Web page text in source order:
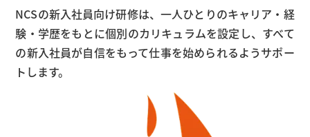
NCSの新入社員向け研修は、一人ひとりのキャリア・経
験・学歴をもとに個別のカリキュラムを設定し、すべて
の新入社員が自信をもって仕事を始められるようサポー
トします。